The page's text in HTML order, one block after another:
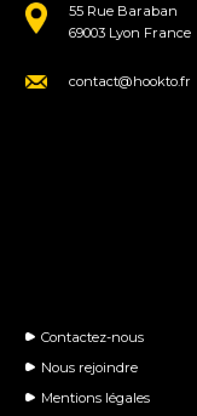
55 Rue Baraban
69003 Lyon France
contact@hookto.fr
Contactez-nous
Nous rejoindre
Mentions légales